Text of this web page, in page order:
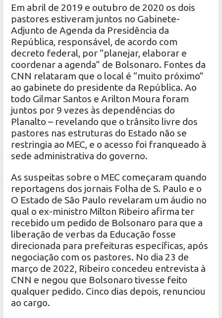
Em abril de 2019 e outubro de 2020 os dois
pastores estiveram juntos no Gabinete-
Adjunto de Agenda da Presidência da
República, responsável, de acordo com
decreto federal, por “planejar, elaborar e
coordenar a agenda” de Bolsonaro. Fontes da
CNN relataram que o local é “muito próximo”
ao gabinete do presidente da República. Ao
todo Gilmar Santos e Arilton Moura foram
juntos por 9 vezes às dependências do
Planalto – revelando que o trânsito livre dos
pastores nas estruturas do Estado não se
restringia ao MEC, e o acesso foi franqueado à
sede administrativa do governo.
As suspeitas sobre o MEC começaram quando
reportagens dos jornais Folha de S. Paulo e o
O Estado de São Paulo revelaram um áudio no
qual o ex-ministro Milton Ribeiro afirma ter
recebido um pedido de Bolsonaro para que a
liberação de verbas da Educação fosse
direcionada para prefeituras específicas, após
negociação com os pastores. No dia 23 de
março de 2022, Ribeiro concedeu entrevista à
CNN e negou que Bolsonaro tivesse feito
qualquer pedido. Cinco dias depois, renunciou
ao cargo.